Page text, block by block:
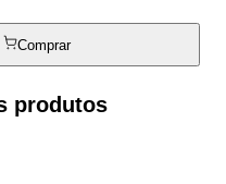
Comprar
produtos